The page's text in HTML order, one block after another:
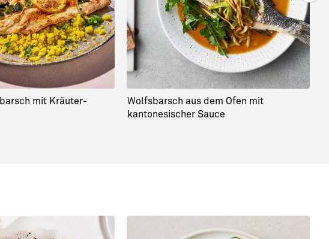
mit Kräuter-
Wolfsbarsch aus dem Ofen mit
kantonesischer Sauce